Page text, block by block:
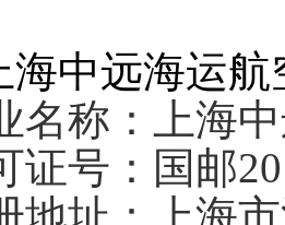
海中远海运
名称：上海
证号：国邮